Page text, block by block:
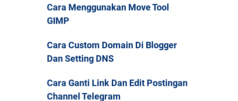
Cara Menggunakan Move Tool
GIMP
Cara Custom Domain Di Blogger
Dan Setting DNS
Cara Ganti Link Dan Edit Postingan
Channel Telegram